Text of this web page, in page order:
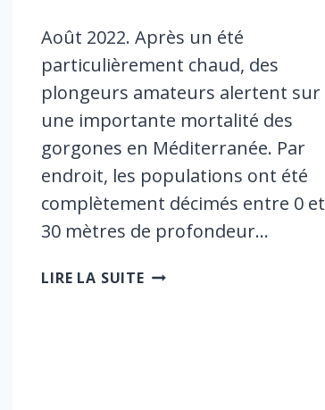
Août 2022. Après un été
particulièrement chaud, des
plongeurs amateurs alertent sur
une importante mortalité des
gorgones en Méditerranée. Par
endroit, les populations ont été
complètement décimés entre 0 et
30 mètres de profondeur…
LIRE LA SUITEL’ARCHE